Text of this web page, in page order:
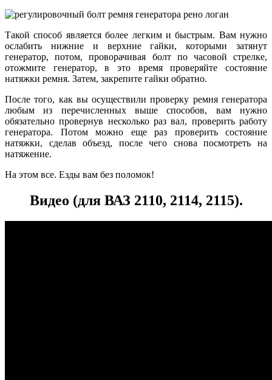
Такой способ является более легким и быстрым. Вам нужно
ослабить нижние и верхние гайки, которыми затянут
генератор, потом, проворачивая болт по часовой стрелке,
отожмите генератор, в это время проверяйте состояние
натяжки ремня. Затем, закрепите гайки обратно.
После того, как вы осуществили проверку ремня генератора
любым из перечисленных выше способов, вам нужно
обязательно провернув несколько раз вал, проверить работу
генератора. Потом можно еще раз проверить состояние
натяжки, сделав объезд, после чего снова посмотреть на
натяжение.
На этом все. Езды вам без поломок!
Видео (для ВАЗ 2110, 2114, 2115).